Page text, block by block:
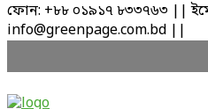
ফোন: +৮৮ ০১৯১৭ ৮৩৩৭৬৩ ||
info@greenpage.com.bd ||